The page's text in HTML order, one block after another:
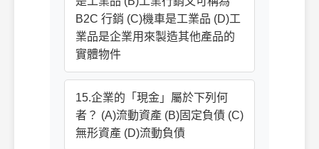
B2C 行銷 (C)機車是工業品 (D)工
業品是企業用來製造其他產品的
實體物件
15.企業的「現金」屬於下列何
者？ (A)流動資產 (B)固定負債 (C)
無形資產 (D)流動負債